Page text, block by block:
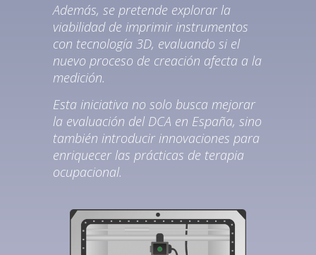
Además, se pretende explorar la
viabilidad de imprimir instrumentos
con tecnología 3D, evaluando si el
nuevo proceso de creación afecta a la
medición.
Esta iniciativa no solo busca mejorar
la evaluación del DCA en España, sino
también introducir innovaciones para
enriquecer las prácticas de terapia
ocupacional.